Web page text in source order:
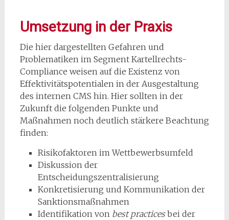
Umsetzung in der Praxis
Die hier dargestellten Gefahren und
Problematiken im Segment Kartellrechts-
Compliance weisen auf die Existenz von
Effektivitätspotentialen in der Ausgestaltung
des internen CMS hin. Hier sollten in der
Zukunft die folgenden Punkte und
Maßnahmen noch deutlich stärkere Beachtung
finden:
Risikofaktoren im Wettbewerbsumfeld
Diskussion der
Entscheidungszentralisierung
Konkretisierung und Kommunikation der
Sanktionsmaßnahmen
Identifikation von best practicesbei der